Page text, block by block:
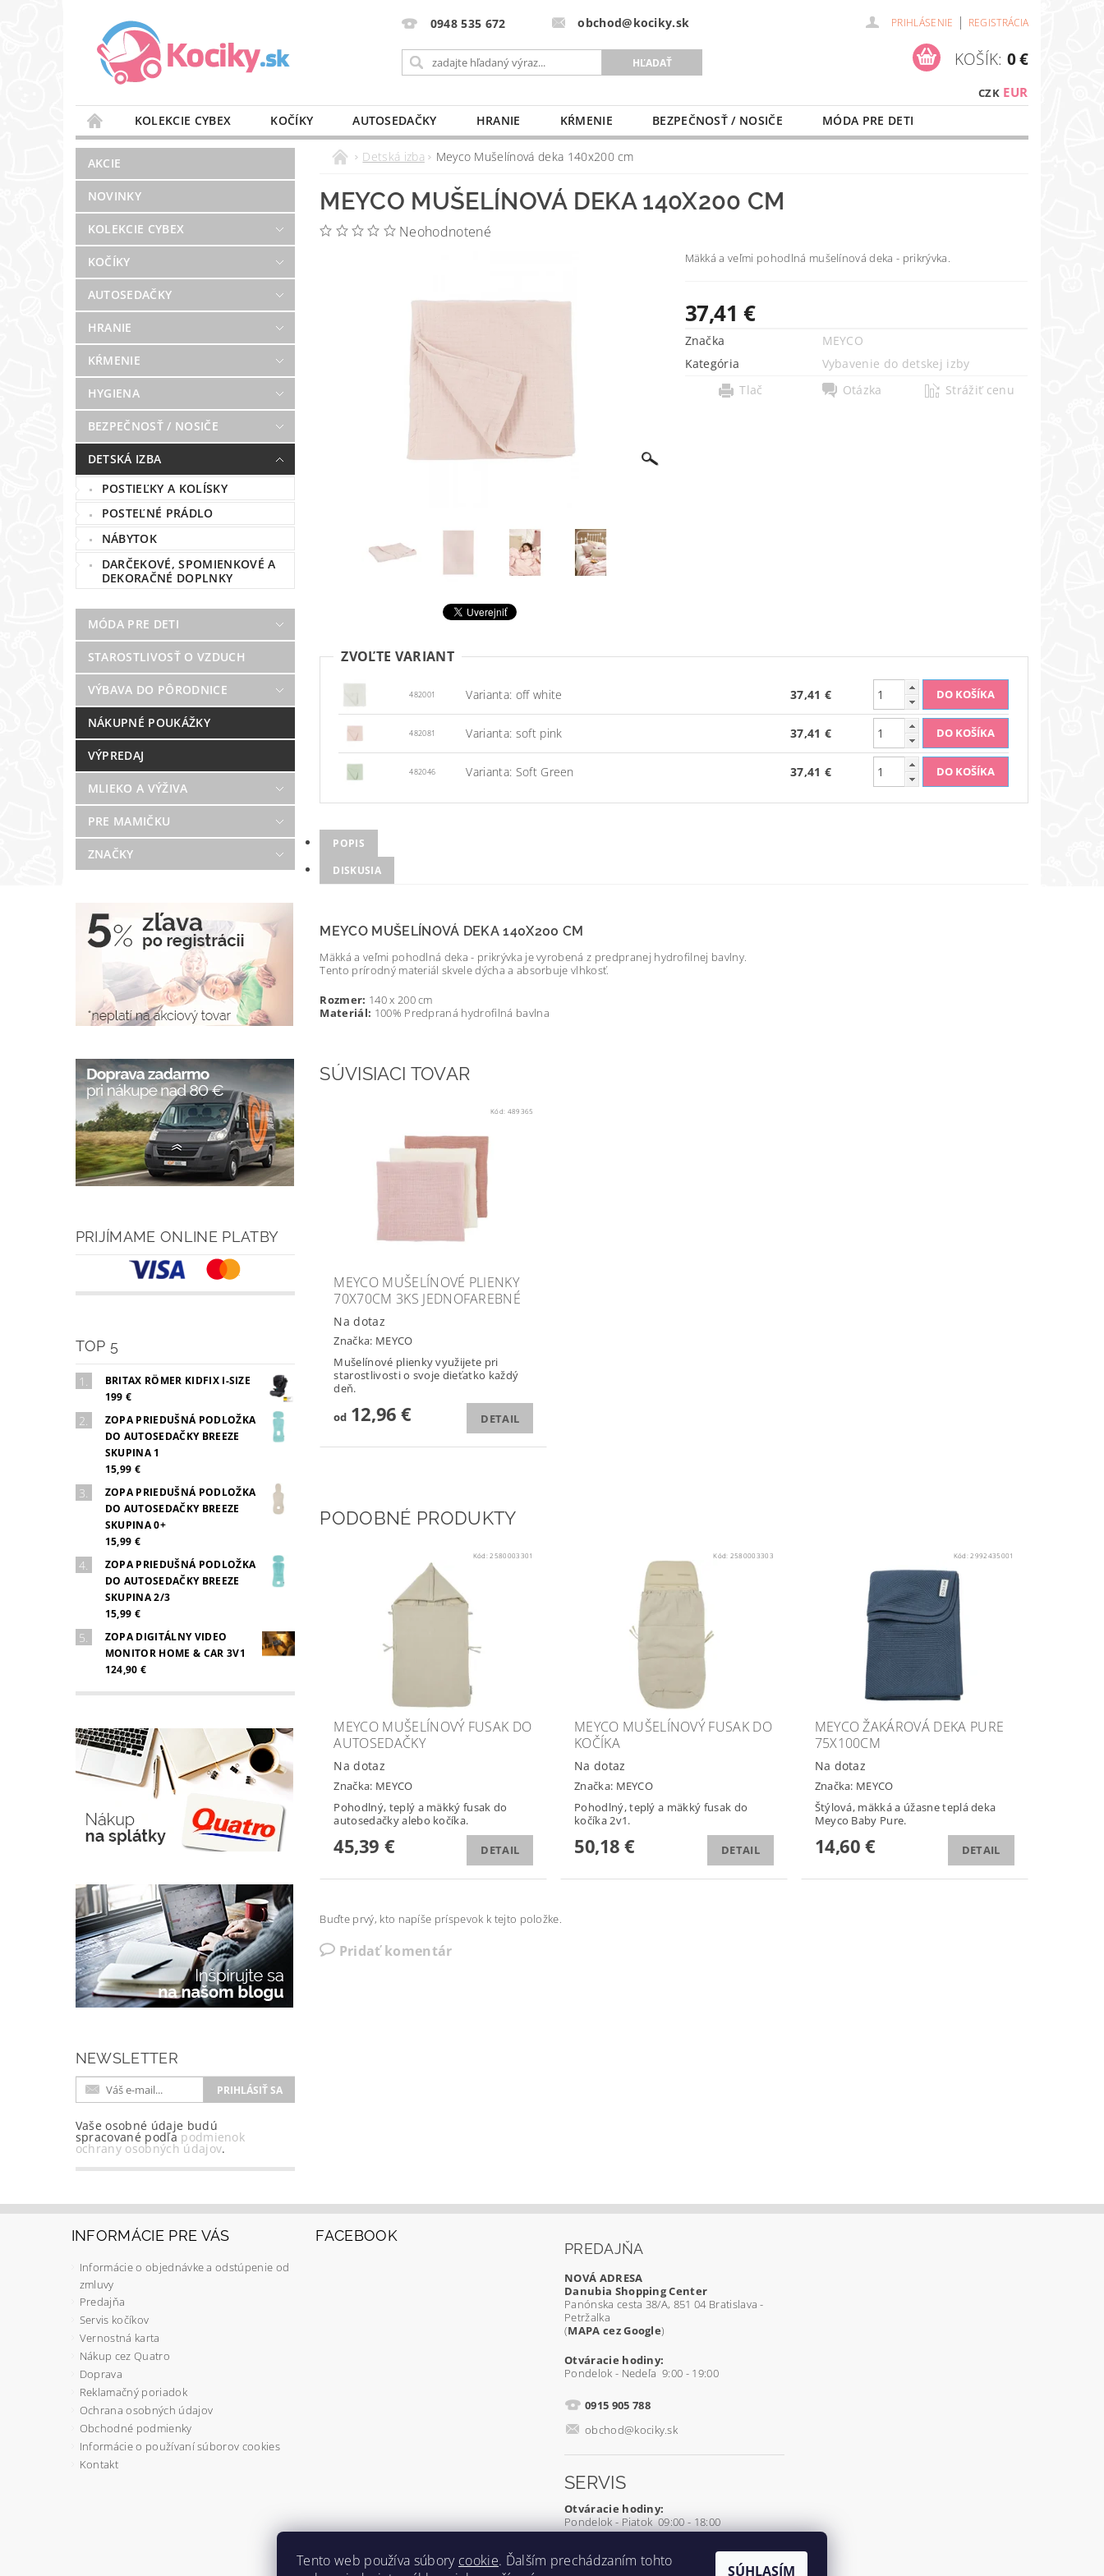
0948 535 672 obchod@kociky.sk PRIHLÁSENIE | REGISTRÁCIA
CZK EUR
KOŠÍK: 0 €
KOLEKCIE CYBEX KOČÍKY AUTOSEDAČKY HRANIE KŔMENIE BEZPEČNOSŤ / NOSIČE
MÓDA PRE DETI
STAROSTLIVOSŤ O VZDUCH
VÝBAVA DO PÔRODNICE MLIEKO A VÝŽIVA PRE MAMIČKU
BLOG
PREDAJŇA KONTAKT
AKCIE
NOVINKY
KOLEKCIE CYBEX
KOČÍKY
AUTOSEDAČKY
HRANIE
KŔMENIE
HYGIENA
BEZPEČNOSŤ / NOSIČE
DETSKÁ IZBA
POSTIEĽKY A KOLÍSKY
POSTEĽNÉ PRÁDLO
NÁBYTOK
DARČEKOVÉ, SPOMIENKOVÉ A
DEKORAČNÉ DOPLNKY
MÓDA PRE DETI
STAROSTLIVOSŤ O VZDUCH
VÝBAVA DO PÔRODNICE
NÁKUPNÉ POUKÁŽKY
VÝPREDAJ
MLIEKO A VÝŽIVA
PRE MAMIČKU
ZNAČKY
PRIJÍMAME ONLINE PLATBY
TOP 5
BRITAX RÖMER KIDFIX I-SIZE
199 €
ZOPA PRIEDUŠNÁ PODLOŽKA
DO AUTOSEDAČKY BREEZE
SKUPINA 1
15,99 €
ZOPA PRIEDUŠNÁ PODLOŽKA
DO AUTOSEDAČKY BREEZE
SKUPINA 0+
15,99 €
ZOPA PRIEDUŠNÁ PODLOŽKA
DO AUTOSEDAČKY BREEZE
SKUPINA 2/3
15,99 €
ZOPA DIGITÁLNY VIDEO
MONITOR HOME & CAR 3V1
124,90 €
NEWSLETTER
Vaše osobné údaje budú
spracované podľa podmienok
ochrany osobných údajov.
Detská izba Meyco Mušelínová deka 140x200 cm
MEYCO MUŠELÍNOVÁ DEKA 140X200 CM
Neohodnotené
Mäkká a veľmi pohodlná mušelínová deka - prikrývka.
37,41 €
Značka
MEYCO
Kategória
Vybavenie do detskej izby
Tlač
Otázka Strážiť cenu
ZVOĽTE VARIANT
482001 Varianta: off white 37,41 €
482081 Varianta: soft pink 37,41 €
482046 Varianta: Soft Green 37,41 €
POPIS
DISKUSIA
MEYCO MUŠELÍNOVÁ DEKA 140X200 CM
Mäkká a veľmi pohodlná deka - prikrývka je vyrobená z predpranej hydrofilnej bavlny.
Tento prírodný materiál skvele dýcha a absorbuje vlhkosť.
Rozmer: 140 x 200 cm
Materiál: 100% Predpraná hydrofilná bavlna
SÚVISIACI TOVAR
Kód: 489365
MEYCO MUŠELÍNOVÉ PLIENKY
70X70CM 3KS JEDNOFAREBNÉ
Na dotaz
Značka: MEYCO
Mušelínové plienky využijete pri
starostlivosti o svoje dieťatko každý
deň.
od12,96 € DETAIL
PODOBNÉ PRODUKTY
Kód:2580003301
MEYCO MUŠELÍNOVÝ FUSAK DO
AUTOSEDAČKY
Na dotaz
Značka: MEYCO
Pohodlný, teplý a mäkký fusak do
autosedačky alebo kočíka.
45,39 € DETAIL
Kód: 2580003303
MEYCO MUŠELÍNOVÝ FUSAK DO
KOČÍKA
Na dotaz
Značka: MEYCO
Pohodlný, teplý a mäkký fusak do
kočíka 2v1.
50,18 € DETAIL
Kód:2992435001
MEYCO ŽAKÁROVÁ DEKA PURE
75X100CM
Na dotaz
Značka: MEYCO
Štýlová, mäkká a úžasne teplá deka
Meyco Baby Pure.
14,60 € DETAIL
Buďte prvý, kto napíše príspevok k tejto položke.
Pridať komentár
INFORMÁCIE PRE VÁS
Informácie o objednávke a odstúpenie od
zmluvy
Predajňa
Servis kočíkov
Vernostná karta
Nákup cez Quatro
Doprava
Reklamačný poriadok
Ochrana osobných údajov
Obchodné podmienky
Informácie o používaní súborov cookies
Kontakt
FACEBOOK
PREDAJŇA
NOVÁ ADRESA
Danubia Shopping Center
Panónska cesta 38/A, 851 04 Bratislava -
Petržalka
(MAPA cez Google)
Otváracie hodiny:
Pondelok - Nedeľa 9:00 - 19:00
0915 905 788
obchod@kociky.sk
SERVIS
Otváracie hodiny:
Pondelok - Piatok 09:00 - 18:00
0905 539 927
Tento web používa súbory cookie. Ďalším prechádzaním tohto
SÚHLASÍM